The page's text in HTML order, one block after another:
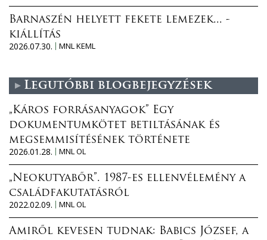
Barnaszén helyett fekete lemezek... -
kiállítás
2026.07.30.
MNL KEML
Legutóbbi blogbejegyzések
„Káros forrásanyagok” Egy
dokumentumkötet betiltásának és
megsemmisítésének története
2026.01.28.
MNL OL
„Neokutyabőr”. 1987-es ellenvélemény a
családfakutatásról
2022.02.09.
MNL OL
Amiről kevesen tudnak: Babics József, a